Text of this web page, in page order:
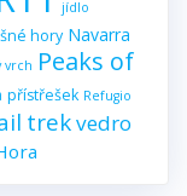
jídlo
hory Navarra
vrch Peaks of
přístřešek Refugio
trekvedro